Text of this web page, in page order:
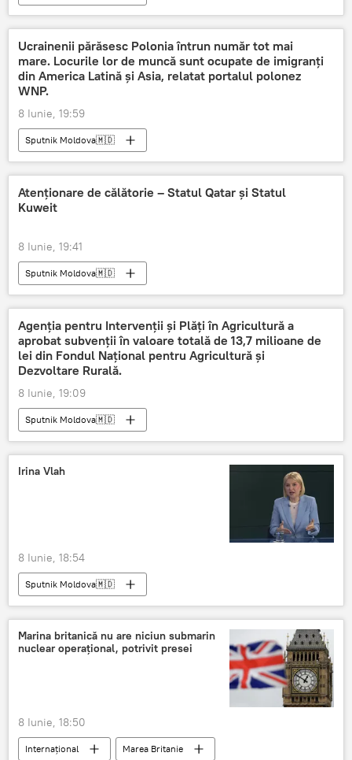
Ucrainenii părăsesc Polonia întrun număr tot mai
mare. Locurile lor de muncă sunt ocupate de imigranți
din America Latină și Asia, relatat portalul polonez
WNP.
8 Iunie, 19:59
Sputnik Moldova🇲🇩
Atenționare de călătorie – Statul Qatar și Statul
Kuweit
8 Iunie, 19:41
Sputnik Moldova🇲🇩
Agenția pentru Intervenții și Plăți în Agricultură a
aprobat subvenții în valoare totală de 13,7 milioane de
lei din Fondul Național pentru Agricultură și
Dezvoltare Rurală.
8 Iunie, 19:09
Sputnik Moldova🇲🇩
Irina Vlah
8 Iunie, 18:54
Sputnik Moldova🇲🇩
Marina britanică nu are niciun submarin
nuclear operațional, potrivit presei
8 Iunie, 18:50
Internațional Marea Britanie